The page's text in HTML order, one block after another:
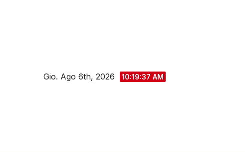
Gio. Ago 6th, 2026 10:19:37 AM